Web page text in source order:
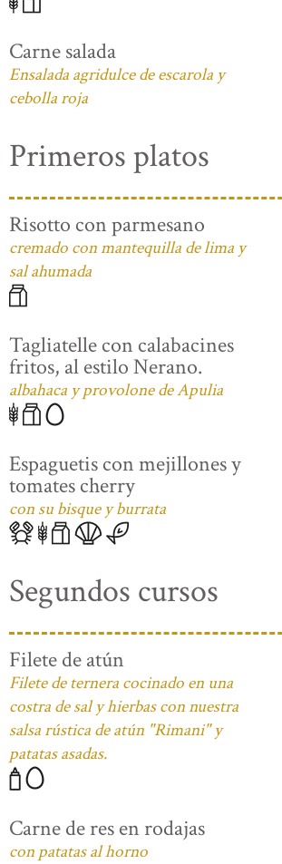
Carne salada
Ensalada agridulce de escarola y
cebolla roja
Primeros platos
Risotto con parmesano
cremado con mantequilla de lima y
sal ahumada
Tagliatelle con calabacines
fritos, al estilo Nerano.
albahaca y provolone de Apulia
Espaguetis con mejillones y
tomates cherry
con su bisque y burrata
Segundos cursos
Filete de atún
Filete de ternera cocinado en una
costra de sal y hierbas con nuestra
salsa rústica de atún "Rimani" y
patatas asadas.
Carne de res en rodajas
con patatas al horno